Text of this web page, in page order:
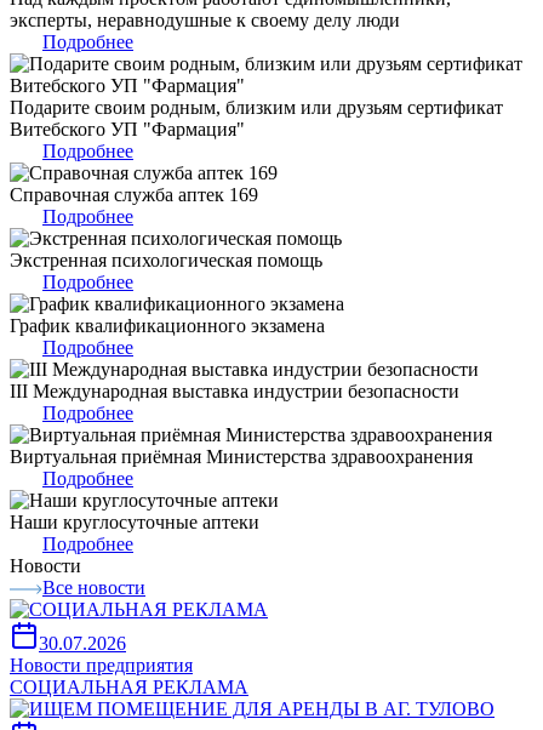
эксперты, неравнодушные к своему делу люди
Подробнее
Подарите своим родным, близким или друзьям сертификат
Витебского УП "Фармация"
Подробнее
Справочная служба аптек 169
Подробнее
Экстренная психологическая помощь
Подробнее
График квалификационного экзамена
Подробнее
III Международная выставка индустрии безопасности
Подробнее
Виртуальная приёмная Министерства здравоохранения
Подробнее
Наши круглосуточные аптеки
Подробнее
Новости
Все новости
30.07.2026
Новости предприятия
СОЦИАЛЬНАЯ РЕКЛАМА